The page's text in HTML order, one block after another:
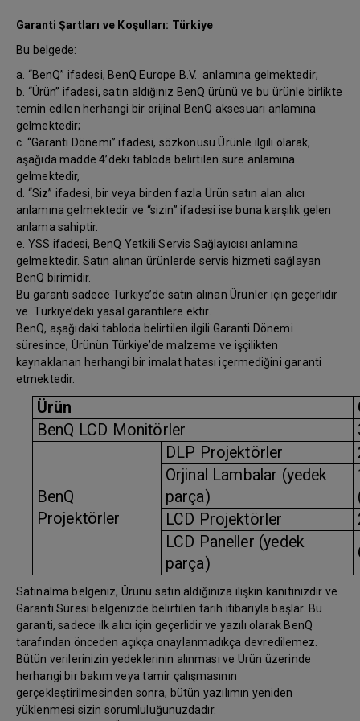
Garanti Şartları ve Koşulları: Türkiye
Bu belgede:
a. “BenQ” ifadesi, BenQ Europe B.V. anlamına gelmektedir;
b. “Ürün” ifadesi, satın aldığınız BenQ ürünü ve bu ürünle birlikte
temin edilen herhangi bir orijinal BenQ aksesuarı anlamına
gelmektedir;
c. “Garanti Dönemi” ifadesi, sözkonusu Ürünle ilgili olarak,
aşağıda madde 4’deki tabloda belirtilen süre anlamına
gelmektedir,
d. “Siz” ifadesi, bir veya birden fazla Ürün satın alan alıcı
anlamına gelmektedir ve “sizin” ifadesi ise buna karşılık gelen
anlama sahiptir.
e. YSS ifadesi, BenQ Yetkili Servis Sağlayıcısı anlamına
gelmektedir. Satın alınan ürünlerde servis hizmeti sağlayan
BenQ birimidir.
Bu garanti sadece Türkiye’de satın alınan Ürünler için geçerlidir
ve Türkiye’deki yasal garantilere ektir.
BenQ, aşağıdaki tabloda belirtilen ilgili Garanti Dönemi
süresince, Ürünün Türkiye’de malzeme ve işçilikten
kaynaklanan herhangi bir imalat hatası içermediğini garanti
etmektedir.
Ürün
BenQ LCD Monitörler
BenQ
Projektörler
DLP Projektörler
Orjinal Lambalar (yedek
parça)
LCD Projektörler
LCD Paneller (yedek
parça)
Satınalma belgeniz, Ürünü satın aldığınıza ilişkin kanıtınızdır ve
Garanti Süresi belgenizde belirtilen tarih itibarıyla başlar. Bu
garanti, sadece ilk alıcı için geçerlidir ve yazılı olarak BenQ
tarafından önceden açıkça onaylanmadıkça devredilemez.
Bütün verilerinizin yedeklerinin alınması ve Ürün üzerinde
herhangi bir bakım veya tamir çalışmasının
gerçekleştirilmesinden sonra, bütün yazılımın yeniden
yüklenmesi sizin sorumluluğunuzdadır.